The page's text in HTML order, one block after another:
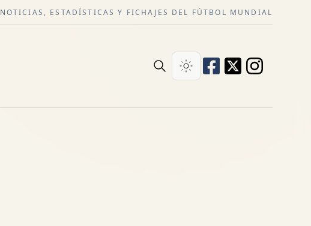
NOTICIAS, ESTADÍSTICAS Y FICHAJES DEL FÚTBOL MUNDIAL